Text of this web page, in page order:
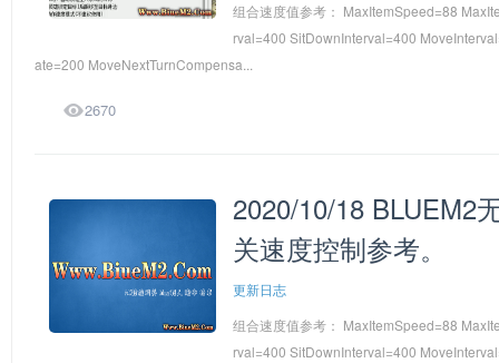
组合速度值参考： MaxItemSpeed=88
rval=400 SitDownInterval=400
ate=200 MoveNextTurnCompensa...
2670
2020/10/18 BLUEM2
关速度控制参考。
更新日志
组合速度值参考： MaxItemSpeed=88
rval=400 SitDownInterval=400